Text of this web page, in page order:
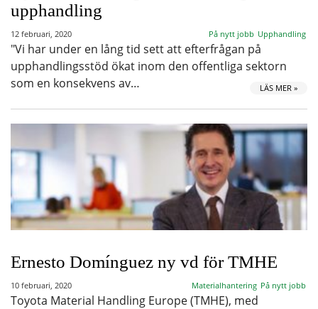
upphandling
12 februari, 2020 På nytt jobb Upphandling
"Vi har under en lång tid sett att efterfrågan på
upphandlingsstöd ökat inom den offentliga sektorn
som en konsekvens av…
LÄS MER »
Ernesto Domínguez ny vd för TMHE
10 februari, 2020 Materialhantering På nytt jobb
Toyota Material Handling Europe (TMHE), med